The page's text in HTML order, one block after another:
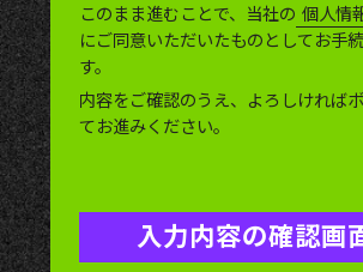
このまま進むことで、当社の 個人情
にご同意いただいたものとしてお手
す。
内容をご確認のうえ、よろしければ
てお進みください。